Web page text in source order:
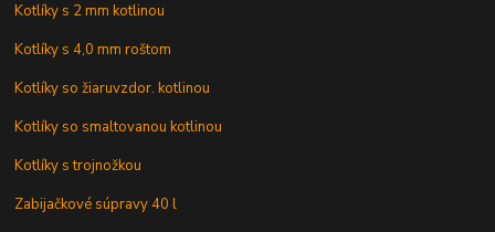
Kotlíky s 2 mm kotlinou
Kotlíky s 4,0 mm roštom
Kotlíky so žiaruvzdor. kotlinou
Kotlíky so smaltovanou kotlinou
Kotlíky s trojnožkou
Zabijačkové súpravy 40 l